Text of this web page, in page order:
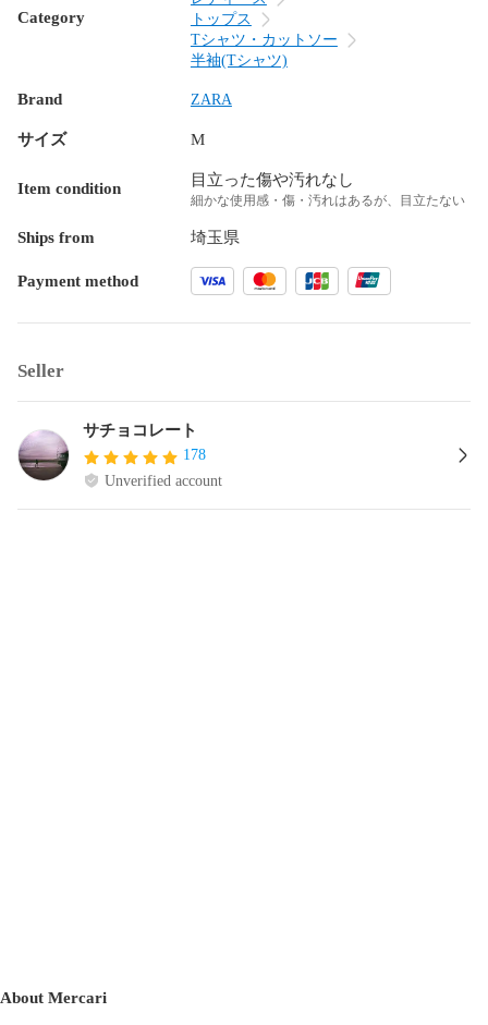
Category
トップス
Tシャツ・カットソー
半袖(Tシャツ)
Brand ZARA
サイズ M
Item condition 目立った傷や汚れなし
細かな使用感・傷・汚れはあるが、目立たない
Ships from 埼玉県
Payment method
Seller
サチョコレート
178
Unverified account
About Mercari